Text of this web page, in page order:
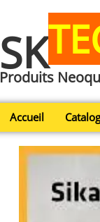
SK
Produits
Accueil